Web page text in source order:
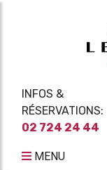
INFOS &
RÉSERVATIONS:
02 724 24 44
MENU